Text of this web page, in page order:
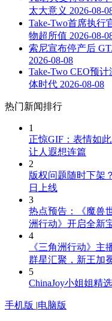
太大意义 2026-08-
Take-Two首席执行
物超所值 2026-08-
索尼宣布停产后
2026-08-08
Take-Two CEO预
体时代 2026-08-08
热门新闻排行
1
正惊GIF：表情如
让人遐想连篇
2
版权问题随时下架
日上线
3
热点预告：《魔兽
洲行动》开启全新
4
《三角洲行动》主
群星汇聚，新王加
5
ChinaJoy小姐姐精
手机版 |电脑版